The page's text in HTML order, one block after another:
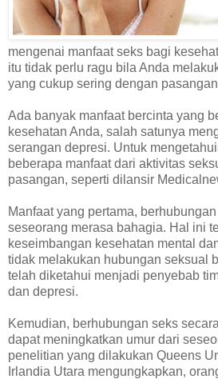
mengenai manfaat seks bagi
itu tidak perlu ragu bila Anda
yang cukup sering dengan
Ada banyak manfaat bercinta yang
kesehatan Anda, salah satunya
serangan depresi. Untuk
beberapa manfaat dari aktivitas
pasangan, seperti dilansir
Manfaat yang pertama,
seseorang merasa bahagia. Hal ini
keseimbangan kesehatan mental
tidak melakukan hubungan seksual
telah diketahui menjadi penyebab
dan depresi.
Kemudian, berhubungan seks
dapat meningkatkan umur dari
penelitian yang dilakukan Queens
Irlandia Utara mengungkapkan,